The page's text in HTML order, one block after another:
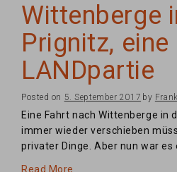
Wittenberge
Prignitz, eine
LANDpartie
Posted on 5. September 2017 by
Eine Fahrt nach Wittenberge in
immer wieder verschieben
privater Dinge. Aber nun war es
Read More